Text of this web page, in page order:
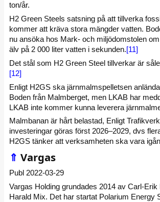
ton/år.
H2 Green Steels satsning på att tillverka
kommer att kräva stora mängder vatten.
nu ansöka hos Mark- och miljödomstolen
älv på 2 000 liter vatten i sekunden.[11]
Det stål som H2 Green Steel tillverkar är
[12]
Enligt H2GS ska järnmalmspelletsen
Boden från Malmberget, men LKAB har
LKAB inte kommer kunna leverera
Malmbanan är hårt belastad, Enligt
investeringar göras först 2026–2029, dvs
H2GS tänker att verksamheten ska vara
⇑ Vargas
Publ 2022-03-29
Vargas Holding grundades 2014 av Carl-
Harald Mix. Det har startat Polarium Energy